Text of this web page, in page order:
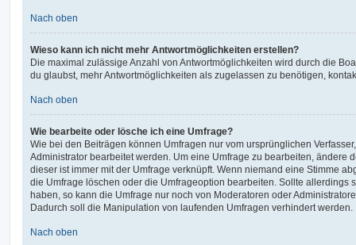
Nach oben
Wieso kann ich nicht mehr Antwortmöglichkeiten erstellen?
Die maximal zulässige Anzahl von Antwortmöglichkeiten wird durch die
du glaubst, mehr Antwortmöglichkeiten als zugelassen zu benötigen,
Nach oben
Wie bearbeite oder lösche ich eine Umfrage?
Wie bei den Beiträgen können Umfragen nur vom ursprünglichen
Administrator bearbeitet werden. Um eine Umfrage zu bearbeiten, ändere
dieser ist immer mit der Umfrage verknüpft. Wenn niemand eine Stimme
die Umfrage löschen oder die Umfrageoption bearbeiten. Sollte allerdings
haben, so kann die Umfrage nur noch von Moderatoren oder
Dadurch soll die Manipulation von laufenden Umfragen verhindert werden.
Nach oben